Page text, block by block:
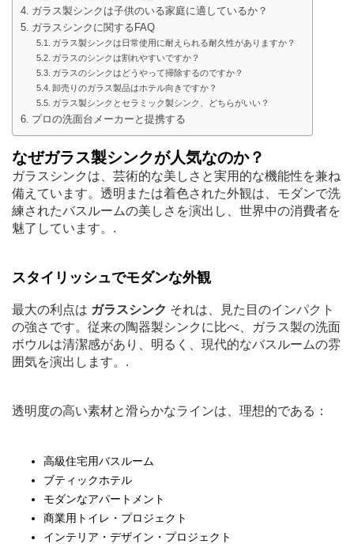
ガラス製シンクは子供のいる家庭に適しているか？
ガラスシンクに関するFAQ
ガラス製シンクは日常使用に耐えられる耐久性がありますか？
ガラスのシンクは割れやすいですか？
ガラスのシンクはどうやって掃除するのですか？
卸売りのガラス製品はホテル向きですか？
ガラス製シンクとセラミック製シンク、どちらがいい？
プロの洗面台メーカーと提携する
なぜガラス製シンクが人気なのか？
ガラスシンクは、芸術的な美しさと実用的な機能性を兼ね
備えています。透明または着色された外観は、モダンで洗
練されたバスルームの美しさを演出し、世界中の消費者を
魅了しています。.
スタイリッシュでモダンな外観
最大の利点は ガラスシンク それは、見た目のインパクト
の強さです。従来の陶器製シンクに比べ、ガラス製の洗面
ボウルは清潔感があり、明るく、現代的なバスルームの雰
囲気を演出します。.
透明度の高い素材と滑らかなラインは、理想的である：
高級住宅用バスルーム
ブティックホテル
モダンなアパートメント
商業用トイレ・プロジェクト
インテリア・デザイン・プロジェクト